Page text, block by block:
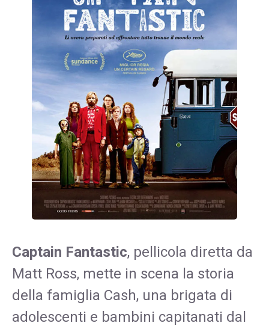
Captain Fantastic, pellicola diretta da
Matt Ross, mette in scena la storia
della famiglia Cash, una brigata di
adolescenti e bambini capitanati dal